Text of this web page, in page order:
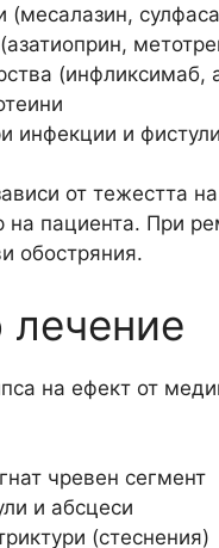
инфекции и фистули
от тежестта
на пациента. При
обостряния.​
лечение
на ефект от
чревен сегмент
и абсцеси
(стеснения)